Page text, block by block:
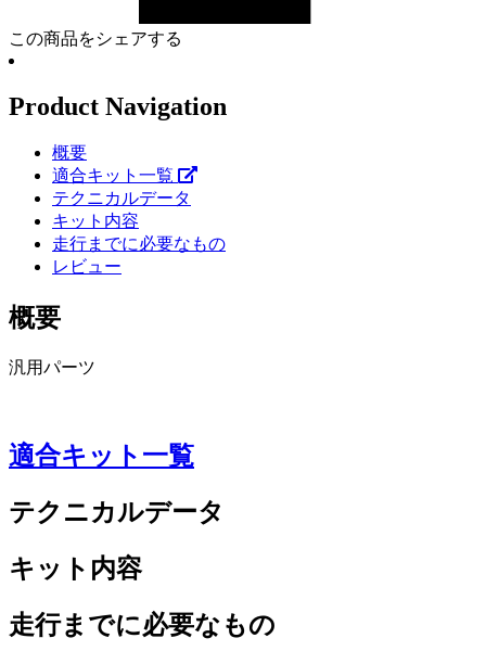
この商品をシェアする
Product Navigation
概要
適合キット一覧
テクニカルデータ
キット内容
走行までに必要なもの
レビュー
概要
汎用パーツ
適合キット一覧
テクニカルデータ
キット内容
走行までに必要なもの